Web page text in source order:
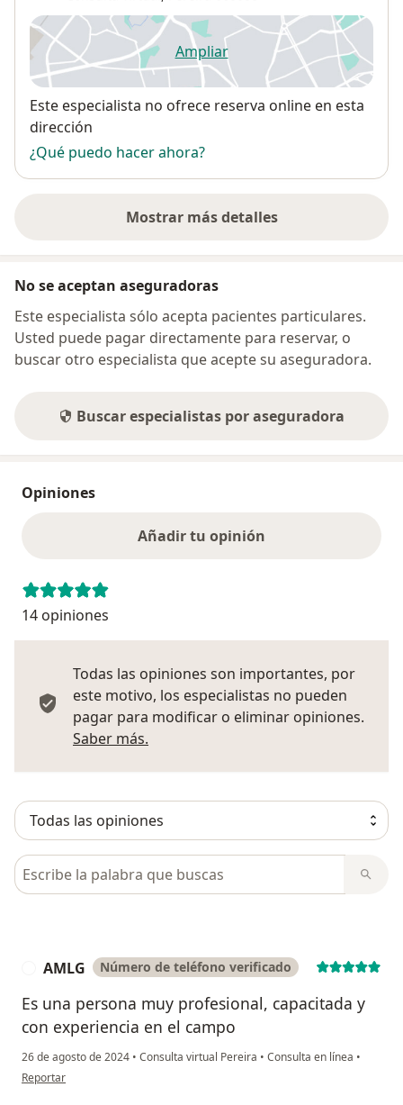
Ampliarse abre en una nueva
Disponibilidad
Este especialista no ofrece reserva online en esta
dirección
¿Qué puedo hacer ahora?
Mostrar más detalles
sobre la dirección
No se aceptan aseguradoras
Este especialista sólo acepta pacientes particulares.
Usted puede pagar directamente para reservar, o
buscar otro especialista que acepte su aseguradora.
Buscar especialistas por aseguradora
Opiniones
Añadir tu opinión
14 opiniones
Todas las opiniones son importantes, por
este motivo, los especialistas no pueden
pagar para modificar o eliminar opiniones.
Saber más.
Busca en opiniones
AMLG Número de teléfono verificado
Es una persona muy profesional, capacitada y
con experiencia en el campo
26 de agosto de 2024 • Consulta virtual Pereira • Consulta en línea •
en opinión del usuario AMLG
Reportar